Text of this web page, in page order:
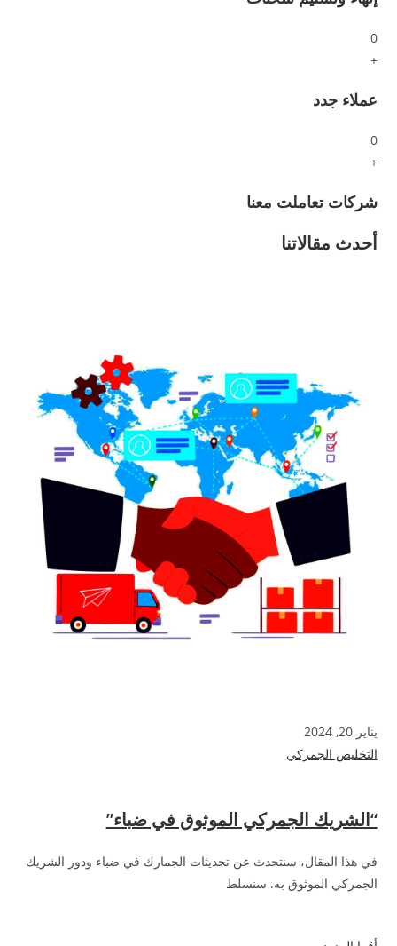
0
+
عملاء جدد
0
+
شركات تعاملت معنا
أحدث مقالاتنا
يناير 20, 2024
التخليص الجمركي
“الشريك الجمركي الموثوق في ضباء”
في هذا المقال، سنتحدث عن تحديثات الجمارك في ضباء ودور الشريك
الجمركي الموثوق به. سنسلط